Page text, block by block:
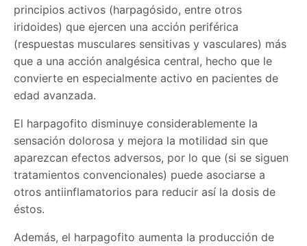
principios activos (harpagósido, entre otros
iridoides) que ejercen una acción periférica
(respuestas musculares sensitivas y vasculares) más
que a una acción analgésica central, hecho que le
convierte en especialmente activo en pacientes de
edad avanzada.
El harpagofito disminuye considerablemente la
sensación dolorosa y mejora la motilidad sin que
aparezcan efectos adversos, por lo que (si se siguen
tratamientos convencionales) puede asociarse a
otros antiinflamatorios para reducir así la dosis de
éstos.
Además, el harpagofito aumenta la producción de